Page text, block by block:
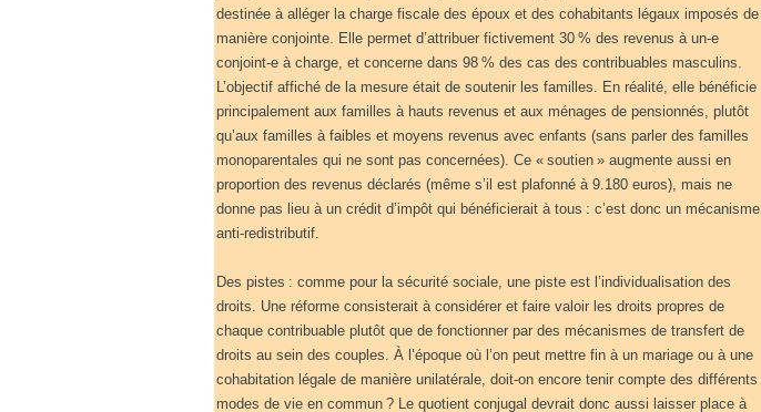
destinée à alléger la charge fiscale des époux et des cohabitants légaux imposés de
manière conjointe. Elle permet d’attribuer fictivement 30 % des revenus à un-e
conjoint-e à charge, et concerne dans 98 % des cas des contribuables masculins.
L’objectif affiché de la mesure était de soutenir les familles. En réalité, elle bénéficie
principalement aux familles à hauts revenus et aux ménages de pensionnés, plutôt
qu’aux familles à faibles et moyens revenus avec enfants (sans parler des familles
monoparentales qui ne sont pas concernées). Ce « soutien » augmente aussi en
proportion des revenus déclarés (même s’il est plafonné à 9.180 euros), mais ne
donne pas lieu à un crédit d’impôt qui bénéficierait à tous : c’est donc un mécanisme
anti-redistributif.
Des pistes : comme pour la sécurité sociale, une piste est l’individualisation des
droits. Une réforme consisterait à considérer et faire valoir les droits propres de
chaque contribuable plutôt que de fonctionner par des mécanismes de transfert de
droits au sein des couples. À l’époque où l’on peut mettre fin à un mariage ou à une
cohabitation légale de manière unilatérale, doit-on encore tenir compte des différents
modes de vie en commun ? Le quotient conjugal devrait donc aussi laisser place à